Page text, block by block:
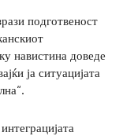
подготвеност
навистина доведе
ја ситуацијата